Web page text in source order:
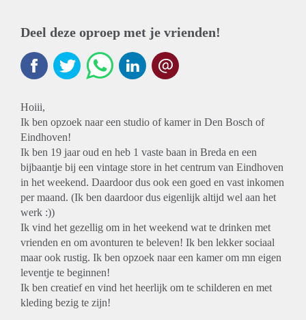
Deel deze oproep met je vrienden!
Hoiii,
Ik ben opzoek naar een studio of kamer in Den Bosch of
Eindhoven!
Ik ben 19 jaar oud en heb 1 vaste baan in Breda en een
bijbaantje bij een vintage store in het centrum van Eindhoven
in het weekend. Daardoor dus ook een goed en vast inkomen
per maand. (Ik ben daardoor dus eigenlijk altijd wel aan het
werk :))
Ik vind het gezellig om in het weekend wat te drinken met
vrienden en om avonturen te beleven! Ik ben lekker sociaal
maar ook rustig. Ik ben opzoek naar een kamer om mn eigen
leventje te beginnen!
Ik ben creatief en vind het heerlijk om te schilderen en met
kleding bezig te zijn!